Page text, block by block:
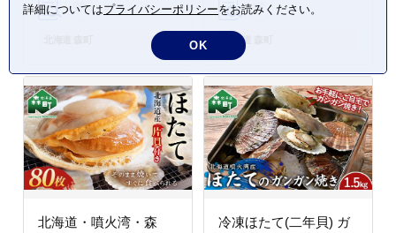
北海道 森町
北海道・噴火湾・森
冷凍ほたて(二年貝) ガ
詳細についてはプライバシーポリシーをお読みください。
OK